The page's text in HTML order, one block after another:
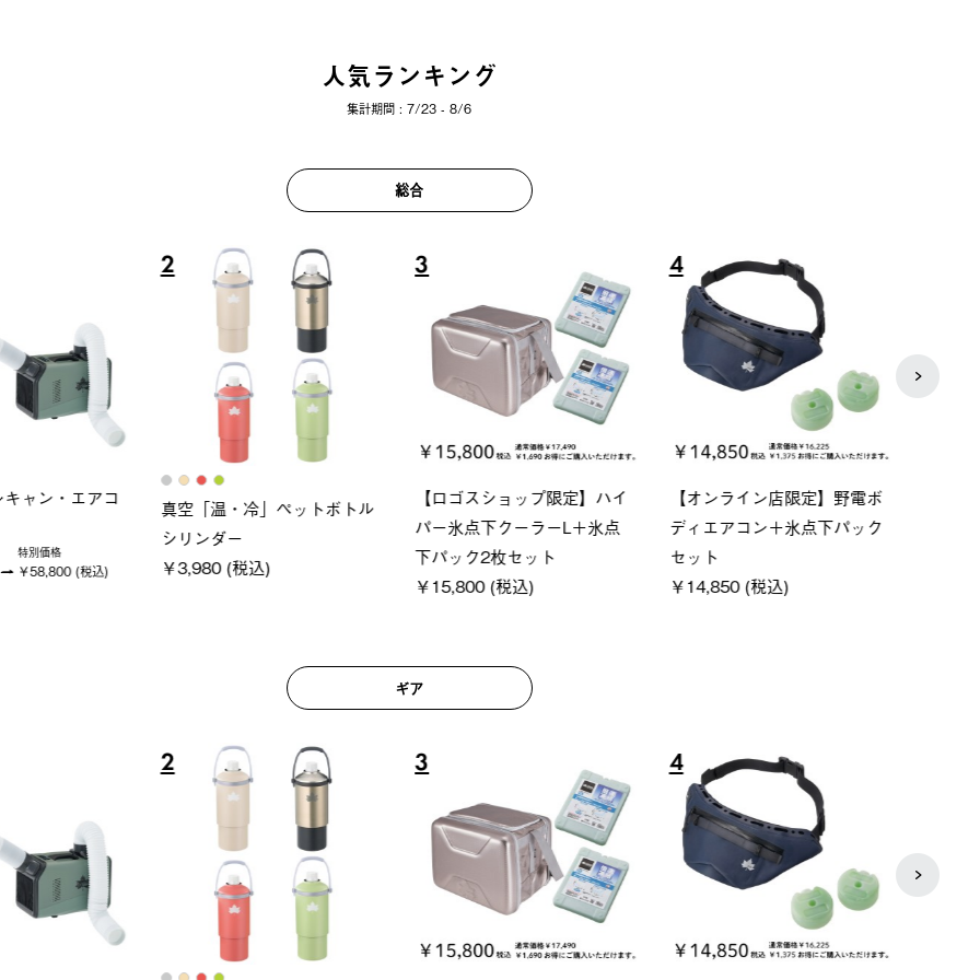
人気ランキング
集計期間 : 7/23 - 8/6
総合
ック 風抜きQセ
込)
6
ポケモン Tシャツ
￥5,700 (税込)
7
グランベーシック スペースベ
ース・オクタゴン-BJ
￥209,000 (税込)
8
Q-TOP ソーラーサンドブロッ
クサンシェード-BF
￥16,800 (税込)
ギア
6 7 8